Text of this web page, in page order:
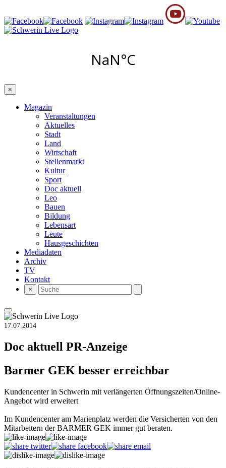
×
Magazin
Veranstaltungen
Aktuelles
Stadt
Land
Wirtschaft
Stellenmarkt
Kultur
Sport
Doc aktuell
Leo
Bauen
Bildung
Lebensart
Leute
Hausgeschichten
Mediadaten
Archiv
TV
Kontakt
×
17.07.2014
Doc aktuell PR-Anzeige
Barmer GEK besser erreichbar
Kundencenter in Schwerin mit verlängerten Öffnungszeiten/Online-
Angebot wird erweitert
Im Kundencenter am Marienplatz werden die Versicherten von den
Mitarbeitern der BARMER GEK immer gut beraten.